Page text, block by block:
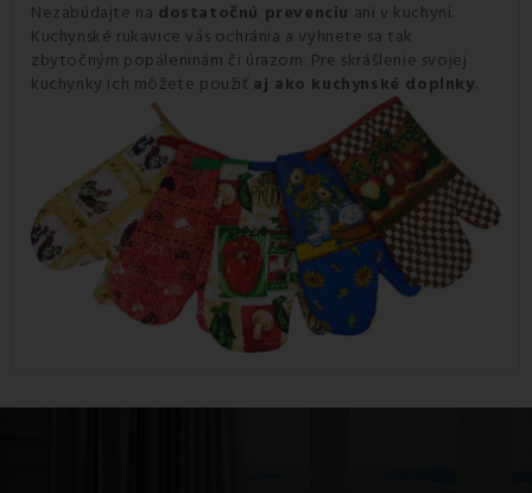
Nezabúdajte na dostatočnú prevenciu ani v kuchyni.
Kuchynské rukavice vás ochránia a vyhnete sa tak
zbytočným popáleninám či úrazom. Pre skrášlenie svojej
kuchynky ich môžete použiť aj ako kuchynské doplnky.